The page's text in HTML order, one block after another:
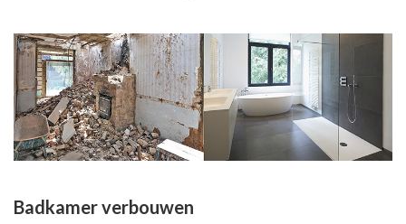
Badkamer verbouwen